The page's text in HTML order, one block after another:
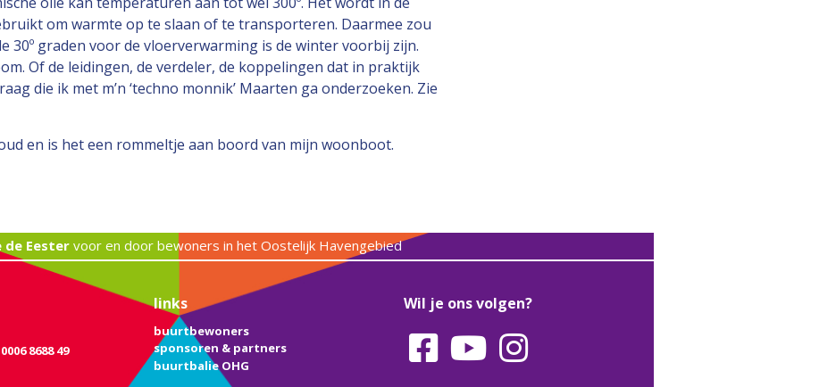
om warmte op te slaan of te transporteren. Daarmee zou
30º graden voor de vloerverwarming is de winter voorbij zijn.
Of de leidingen, de verdeler, de koppelingen dat in praktijk
die ik met m’n ‘techno monnik’ Maarten ga onderzoeken. Zie
en is het een rommeltje aan boord van mijn woonboot.
Eestervoor en door bewoners in het Oostelijk Havengebied
8688 49
links
buurtbewoners
sponsoren & partners
buurtbalie OHG
Wil je ons volgen?